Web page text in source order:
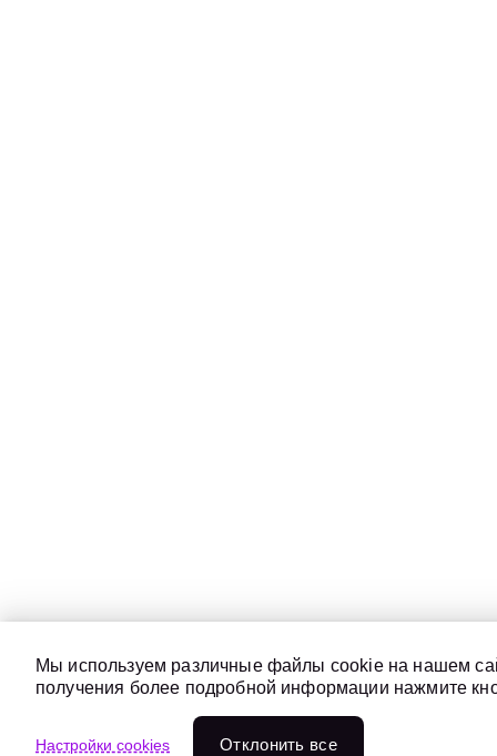
Мы используем различные файлы cookie на нашем
получения более подробной информации нажмите
Настройки cookies Отклонить всe